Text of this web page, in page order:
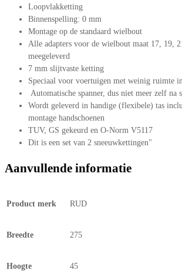
Loopvlakketting
Binnenspelling: 0 mm
Montage op de standaard wielbout
Alle adapters voor de wielbout maat 17, 19,
meegeleverd
7 mm slijtvaste ketting
Speciaal voor voertuigen met weinig ruimte
Automatische spanner, dus niet meer zelf na
Wordt geleverd in handige (flexibele) tas
montage handschoenen
TUV, GS gekeurd en O-Norm V5117
Dit is een set van 2 sneeuwkettingen"
Aanvullende informatie
Product merk RUD
Breedte 275
Hoogte 45